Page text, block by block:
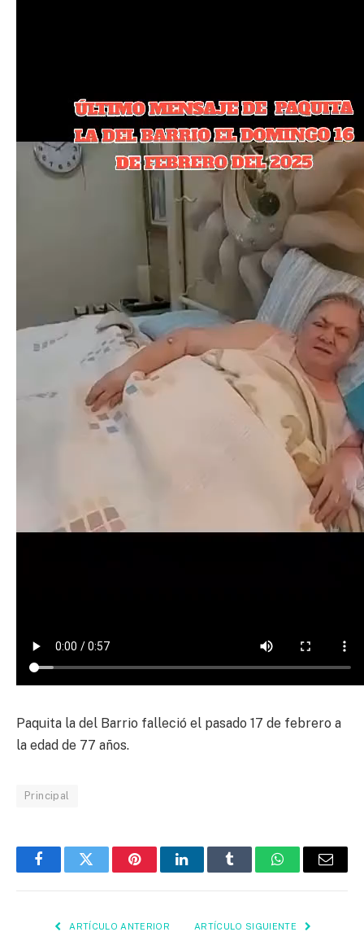
Paquita la del Barrio falleció el pasado 17 de febrero a
la edad de 77 años.
Principal
FacebookTwitter PinterestLinkedInTumblr WhatsAppEmail
ARTÍCULO ANTERIOR ARTÍCULO SIGUIENTE